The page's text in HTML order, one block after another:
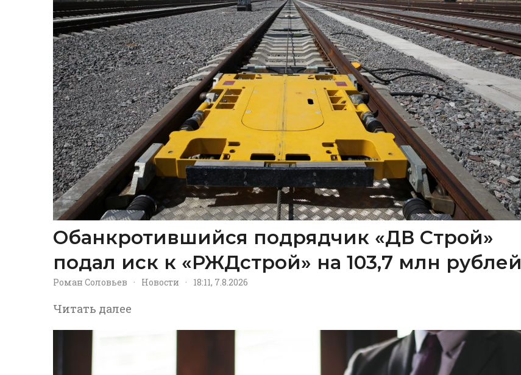
Обанкротившийся подрядчик «ДВ Строй»
подал иск к «РЖДстрой» на 103,7 млн рублей
Роман Соловьев · Новости · 18:11, 7.8.2026
Читать далее